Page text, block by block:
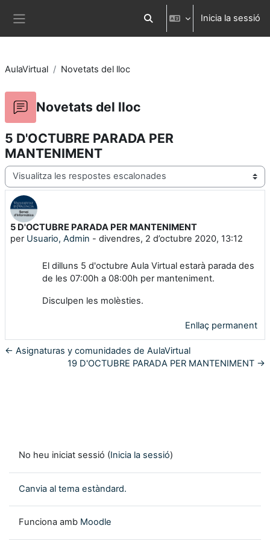
Commuta l'entrada de la cerca
Inicia la sessió
AulaVirtual Novetats del lloc
Novetats del lloc
5 D'OCTUBRE PARADA PER
MANTENIMENT
Mode de visualització
5 D'OCTUBRE PARADA PER MANTENIMENT
per Usuario, Admin - divendres, 2 d’octubre 2020, 13:12
Nombre de respostes: 0
El dilluns 5 d'octubre Aula Virtual estarà parada des
de les 07:00h a 08:00h per manteniment.
Disculpen les molèsties.
Enllaç permanent
← Asignaturas y comunidades de AulaVirtual
19 D'OCTUBRE PARADA PER MANTENIMENT →
No heu iniciat sessió (Inicia la sessió)
Canvia al tema estàndard.
Funciona amb Moodle